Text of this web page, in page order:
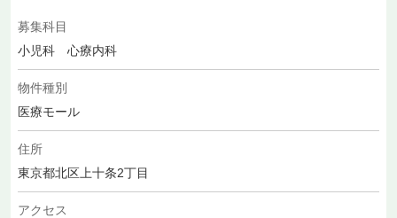
募集科目
小児科 心療内科
物件種別
医療モール
住所
東京都北区上十条2丁目
アクセス